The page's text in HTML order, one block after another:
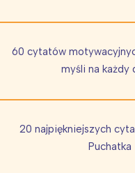
60 cytatów
myśli na każdy
20 najpiękniejszych
Puchatka